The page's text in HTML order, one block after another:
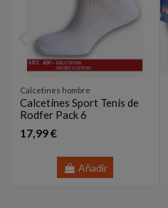
Calcetines hombre
Calcetines Sport Tenis de
Rodfer Pack 6
17,99 €
Añadir